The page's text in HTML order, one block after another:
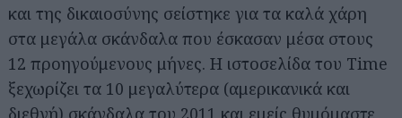
και της δικαιοσύνης σείστηκε για τα καλά χάρη
στα μεγάλα σκάνδαλα που έσκασαν μέσα στους
12 προηγούμενους μήνες. Η ιστοσελίδα του Time
ξεχωρίζει τα 10 μεγαλύτερα (αμερικανικά και
διεθνή) σκάνδαλα του 2011 και εμείς θυμόμαστε